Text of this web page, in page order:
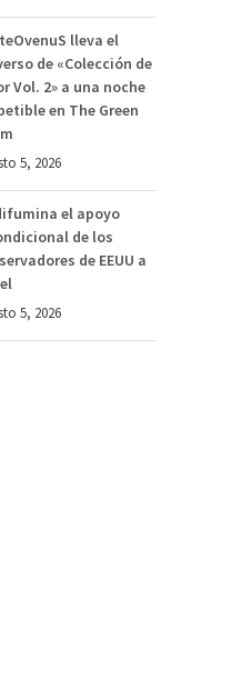
lleva el
de «Colección de
Vol. 2» a una noche
en The Green
5, 2026
el apoyo
de los
de EEUU a
5, 2026